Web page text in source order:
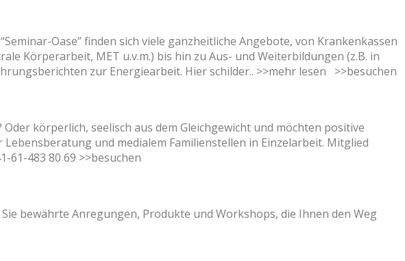
Oase” finden sich viele ganzheitliche Angebote, von Krankenkassen
Körperarbeit, MET u.v.m.) bis hin zu Aus- und Weiterbildungen (z.B. in
zur Energiearbeit. Hier schilder.. >>mehr lesen
>>besuchen
körperlich, seelisch aus dem Gleichgewicht und möchten positive
und medialem Familienstellen in Einzelarbeit. Mitglied
61-483 80 69 >>besuchen
bewährte Anregungen, Produkte und Workshops, die Ihnen den Weg